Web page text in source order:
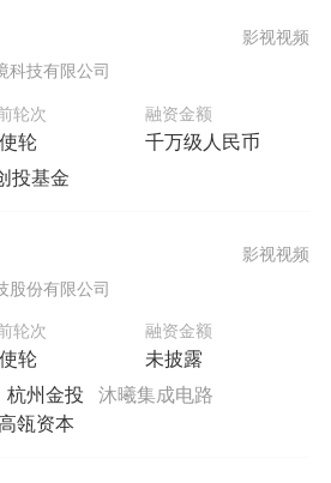
科技有限公司
轮次
轮
融资金额
千万级人民币
影视视频
投基金
股份有限公司
轮次
轮
融资金额
未披露
影视视频
杭州金投 沐曦集成电路
瓴资本